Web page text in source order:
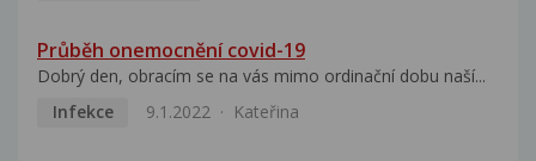
Průběh onemocnění covid-19
Dobrý den, obracím se na vás mimo ordinační dobu naší...
Infekce
9.1.2022 Kateřina